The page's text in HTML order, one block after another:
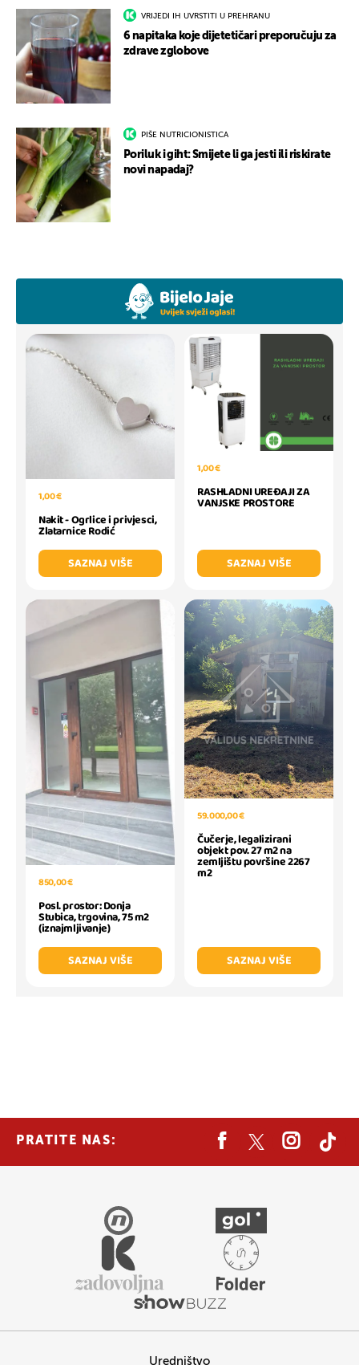
VRIJEDI IH UVRSTITI U PREHRANU
6 napitaka koje dijetetičari preporučuju za
zdrave zglobove
PIŠE NUTRICIONISTICA
Poriluk i giht: Smijete li ga jesti ili riskirate
novi napadaj?
1,00 €
Nakit - Ogrlice i privjesci,
Zlatarnice Rodić
SAZNAJ VIŠE
1,00 €
RASHLADNI UREĐAJI ZA
VANJSKE PROSTORE
SAZNAJ VIŠE
850,00 €
Posl. prostor: Donja
Stubica, trgovina, 75 m2
(iznajmljivanje)
SAZNAJ VIŠE
59.000,00 €
Čučerje, legalizirani
objekt pov. 27 m2 na
zemljištu površine 2267
m2
SAZNAJ VIŠE
PRATITE NAS:
Uredništvo